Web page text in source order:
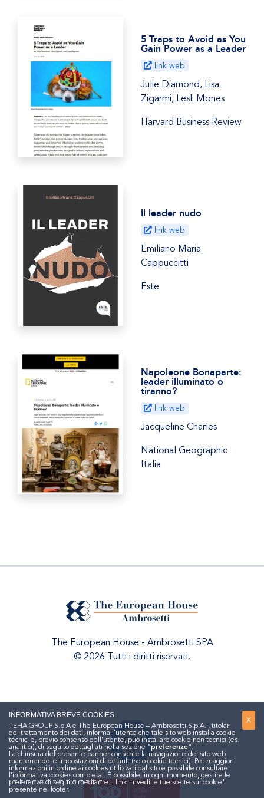
5 Traps to Avoid as You
Gain Power as a Leader
link web
Julie Diamond, Lisa
Zigarmi, Lesli Mones
Harvard Business Review
Il leader nudo
link web
Emiliano Maria
Cappuccitti
Este
Napoleone Bonaparte:
leader illuminato o
tiranno?
link web
Jacqueline Charles
National Geographic
Italia
The European House - Ambrosetti SPA
© 2026 Tutti i diritti riservati.
X
INFORMATIVA BREVE COOKIES
TEHA GROUP S.p.A e The European House – Ambrosetti S.p.A. , titolari
del trattamento dei dati, informa l'utente che tale sito web installa cookie
tecnici e, previo consenso dell'utente, può installare cookie non tecnici (es.
analitici), di seguito dettagliati nella sezione "preferenze".
La chiusura del presente banner consente la navigazione del sito web
mantenendo le impostazioni di default (solo cookie tecnici). Per maggiori
informazioni in ordine ai cookies utilizzati dal sito è possibile consultare
l'informativa cookies completa . È possibile, in ogni momento, gestire le
preferenze di seguito mediante il link "rivedi le tue scelte sui cookie"
presente nel footer.